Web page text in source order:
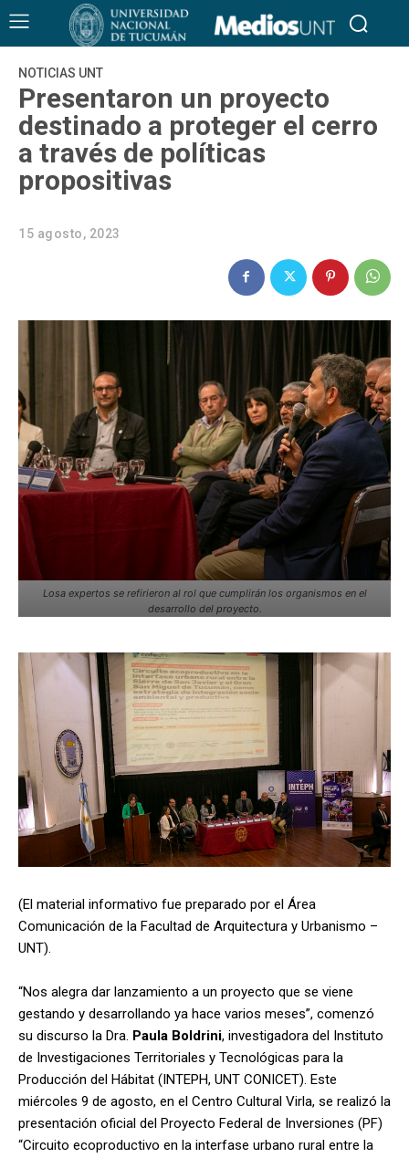
NOTICIAS UNT
Presentaron un proyecto
destinado a proteger el cerro
a través de políticas
propositivas
15 agosto, 2023
Losa expertos se refirieron al rol que cumplirán los organismos en el
desarrollo del proyecto.
(El material informativo fue preparado por el Área
Comunicación de la Facultad de Arquitectura y Urbanismo –
UNT).
“Nos alegra dar lanzamiento a un proyecto que se viene
gestando y desarrollando ya hace varios meses”, comenzó
su discurso la Dra. Paula Boldrini, investigadora del Instituto
de Investigaciones Territoriales y Tecnológicas para la
Producción del Hábitat (INTEPH, UNT CONICET). Este
miércoles 9 de agosto, en el Centro Cultural Virla, se realizó la
presentación oficial del Proyecto Federal de Inversiones (PF)
“Circuito ecoproductivo en la interfase urbano rural entre la